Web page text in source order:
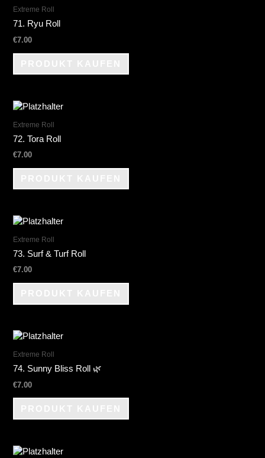
Extreme Roll
71. Ryu Roll
€7.00
Extreme Roll
72. Tora Roll
€7.00
Extreme Roll
73. Surf & Turf Roll
€7.00
Extreme Roll
74. Sunny Bliss Roll 🌿
€7.00